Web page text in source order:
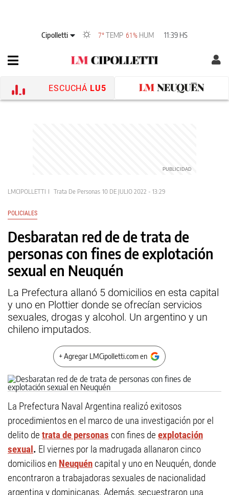
Cipolletti 7°TEMP 61% HUM 11:39 HS
ESCUCHÁ LU5
LMCIPOLLETTI Trata De Personas 10 DE JULIO 2022 - 13:29
POLICIALES
Desbaratan red de de trata de
personas con fines de explotación
sexual en Neuquén
La Prefectura allanó 5 domicilios en esta capital
y uno en Plottier donde se ofrecían servicios
sexuales, drogas y alcohol. Un argentino y un
chileno imputados.
+ Agregar LMCipolletti.com en
La Prefectura Naval Argentina realizó exitosos
procedimientos en el marco de una investigación por el
delito de trata de personas con fines de explotación
sexual. El viernes por la madrugada allanaron cinco
domicilios en Neuquén capital y uno en Neuquén, donde
encontraron a trabajadoras sexuales de nacionalidad
argentina y dominicanas. Además, secuestraron una